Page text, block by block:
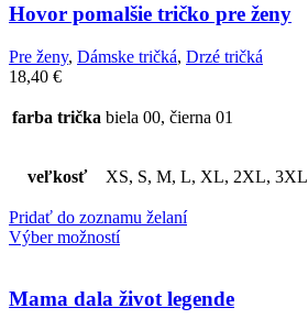
Hovor pomalšie tričko pre ženy
Pre ženy, Dámske tričká, Drzé tričká
18,40 €
farba trička biela 00, čierna 01
veľkosť XS, S, M, L, XL, 2XL, 3XL
Pridať do zoznamu želaní
Výber možností
Mama dala život legende